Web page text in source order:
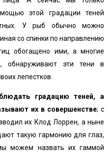
этой градации теней
У рыб обычно можно
со спинки по направлению
обогащено ими, а многие
обнаруживают эти тени в
лепестков.
градацию теней, а
их в совершенстве; с
их Клод Лоррен, а ныне
такую гармонию для глаз,
можем назвать их гаммой